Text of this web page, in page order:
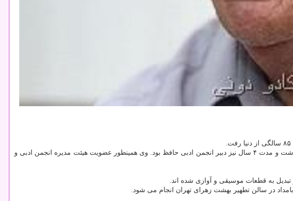
همدانی از ۱۳ سالگی به سرودن اشعار پرداخت و در انجمن های ادبی همدان و تهران همچون انجمن ادبی ایران حضور فعال داشت و مدت ۴ سال نیز دبیر انجمن ادبی حافظ بود. وی همینطور عضویت هیئت مدیره انجمن ادبی و